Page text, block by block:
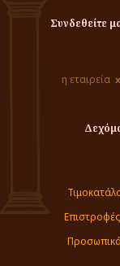
Συνδεθείτε
η εταιρεία